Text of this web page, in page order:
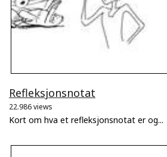
Refleksjonsnotat
22.986 views
Kort om hva et refleksjonsnotat er og...